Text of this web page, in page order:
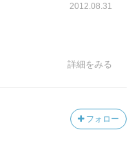
2012.08.31
詳細をみる
フォロー